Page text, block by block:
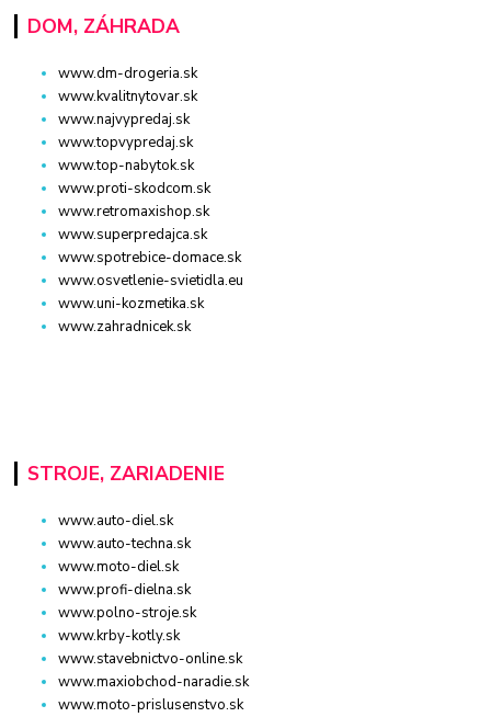
DOM, ZÁHRADA
www.dm-drogeria.sk
www.kvalitnytovar.sk
www.najvypredaj.sk
www.topvypredaj.sk
www.top-nabytok.sk
www.proti-skodcom.sk
www.retromaxishop.sk
www.superpredajca.sk
www.spotrebice-domace.sk
www.osvetlenie-svietidla.eu
www.uni-kozmetika.sk
www.zahradnicek.sk
STROJE, ZARIADENIE
www.auto-diel.sk
www.auto-techna.sk
www.moto-diel.sk
www.profi-dielna.sk
www.polno-stroje.sk
www.krby-kotly.sk
www.stavebnictvo-online.sk
www.maxiobchod-naradie.sk
www.moto-prislusenstvo.sk